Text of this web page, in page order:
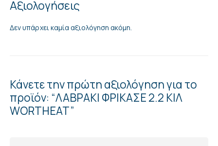
Αξιολογήσεις
Δεν υπάρχει καμία αξιολόγηση ακόμη.
Κάνετε την πρώτη αξιολόγηση για το
προϊόν: “ΛΑΒΡΑΚΙ ΦΡΙΚΑΣΕ 2.2 ΚΙΛ
WORTHEAT”